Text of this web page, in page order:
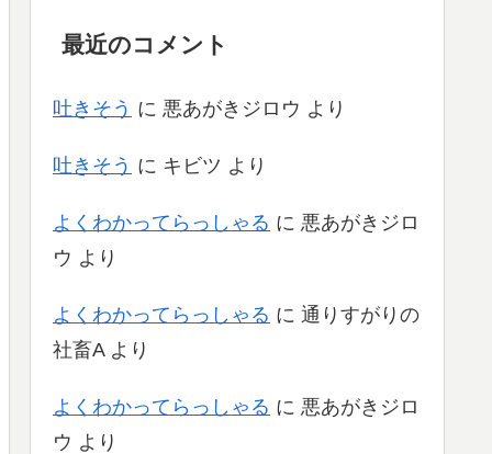
最近のコメント
吐きそう に 悪あがきジロウ より
吐きそう に キビツ より
よくわかってらっしゃる に 悪あがきジロ
ウ より
よくわかってらっしゃる に 通りすがりの
社畜Aより
よくわかってらっしゃる に 悪あがきジロ
ウ より